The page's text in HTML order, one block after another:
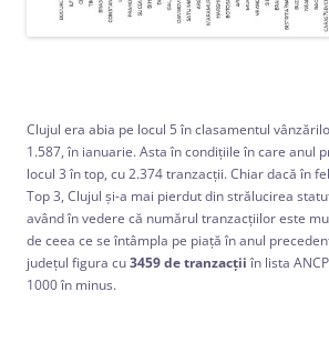
Clujul era abia pe locul 5 în clasamentul
1.587, în ianuarie. Asta în condiţiile în care anul
locul 3 în top, cu 2.374 tranzacţii. Chiar dacă în
Top 3, Clujul şi-a mai pierdut din strălucirea
având în vedere că numărul tranzacţiilor este
de ceea ce se întâmpla pe piaţă în anul
judeţul figura cu3459 de tranzacţiiîn lista
1000 în minus.